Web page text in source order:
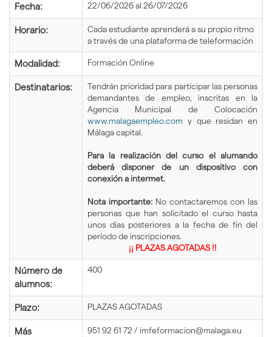
Fecha: 22/06/2026 al 26/07/2026
Horario:
Cada estudiante aprenderá a su propio ritmo
a través de una plataforma de teleformación
Modalidad: Formación Online
Destinatarios:
Tendrán prioridad para participar las personas
demandantes de empleo, inscritas en la
Agencia Municipal de Colocación
www.malagaempleo.com y que residan en
Málaga capital.
Para la realización del curso el alumando
deberá disponer de un dispositivo con
conexión a intermet.
Nota importante: No contactaremos con las
personas que han solicitado el curso hasta
unos días posteriores a la fecha de fin del
período de inscripciones.
¡¡ PLAZAS AGOTADAS !!
Número de
alumnos:
400
Plazo: PLAZAS AGOTADAS
Más
951 92 61 72 / imfeformacion@malaga.eu